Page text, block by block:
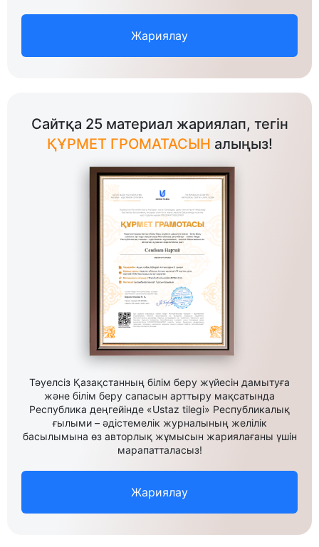
Жариялау
Сайтқа 25 материал жариялап, тегін
ҚҰРМЕТ ГРОМАТАСЫН алыңыз!
Тәуелсіз Қазақстанның білім беру жүйесін дамытуға
және білім беру сапасын арттыру мақсатында
Республика деңгейінде «Ustaz tilegi» Республикалық
ғылыми – әдістемелік журналының желілік
басылымына өз авторлық жұмысын жариялағаны үшін
марапатталасыз!
Жариялау